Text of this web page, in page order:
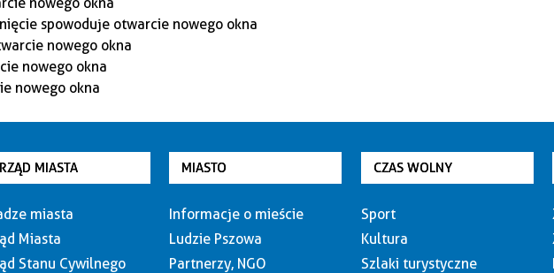
MIASTA
miasta
Miasta
Stanu Cywilnego
MIASTO
Informacje o mieście
Ludzie Pszowa
Partnerzy, NGO
CZAS WOLNY
Sport
Kultura
Szlaki turystyczne